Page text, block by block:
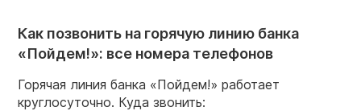
Как позвонить на горячую линию банка
«Пойдем!»: все номера телефонов
Горячая линия банка «Пойдем!» работает
круглосуточно. Куда звонить: